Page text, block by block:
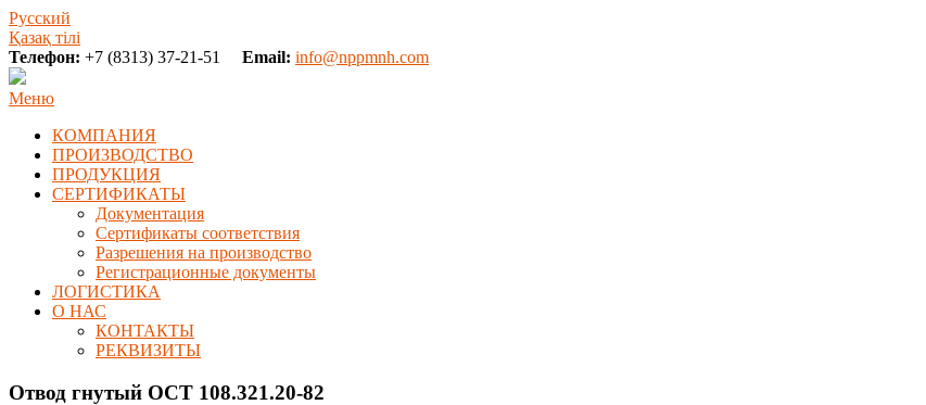
Русский
Қазақ тілі
Телефон: +7 (8313) 37-21-51 Email: info@nppmnh.com
Меню
КОМПАНИЯ
ПРОИЗВОДСТВО
ПРОДУКЦИЯ
СЕРТИФИКАТЫ
Документация
Сертификаты соответствия
Разрешения на производство
Регистрационные документы
ЛОГИСТИКА
О НАС
КОНТАКТЫ
РЕКВИЗИТЫ
Отвод гнутый ОСТ 108.321.20-82